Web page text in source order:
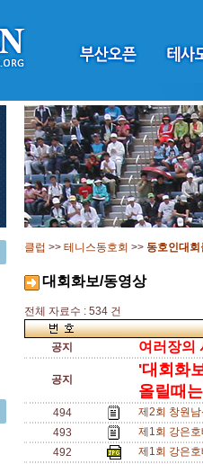
클럽 >> 테니스동호회 >> 동호인대회
대회화보/동영상
전체 자료수 : 534 건
공지 여러장의
공지
'대회화
올릴때
494 제2회 창원
493
제1회 강은
492
제1회 강은